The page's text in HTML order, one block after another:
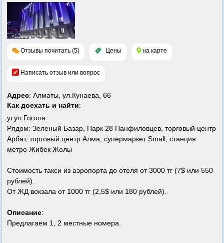
Отзывы почитать (5) Цены на карте
Написать отзыв или вопрос
Адрес: Алматы, ул.Кунаева, 66
Как доехать и найти:
уг.ул.Гоголя
Рядом: Зеленый Базар, Парк 28 Панфиловцев, торговый центр
Арбат, торговый центр Алма, супермаркет Small, станция
метро Жибек Жолы
Стоимость такси из аэропорта до отеля от 3000 тг (7$ или 550
рублей).
От ЖД вокзала от 1000 тг (2,5$ или 180 рублей).
Описание:
Предлагаем 1, 2 местные номера.